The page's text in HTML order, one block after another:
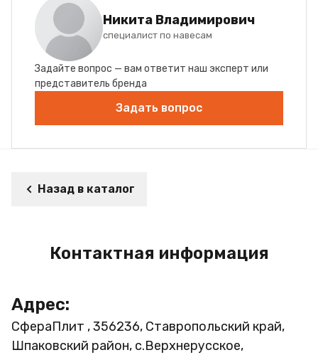
Никита Владимирович
специалист по навесам
Задайте вопрос — вам ответит наш эксперт или
представитель бренда
Задать вопрос
Назад в каталог
Контактная информация
Адрес:
СфераПлит , 356236, Ставропольский край,
Шпаковский район, с.Верхнерусское,